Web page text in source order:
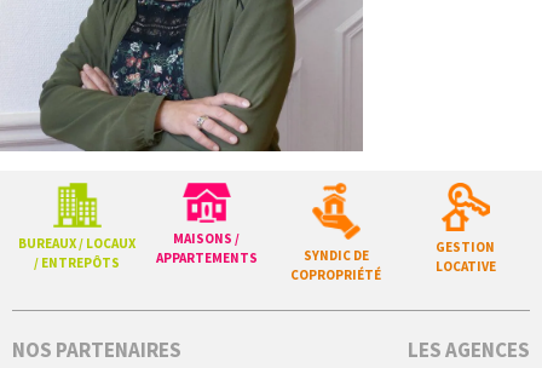
BUREAUX / LOCAUX
/ ENTREPÔTS
MAISONS /
APPARTEMENTS
SYNDIC DE
COPROPRIÉTÉ
GESTION
LOCATIVE
NOS PARTENAIRES LES AGENCES